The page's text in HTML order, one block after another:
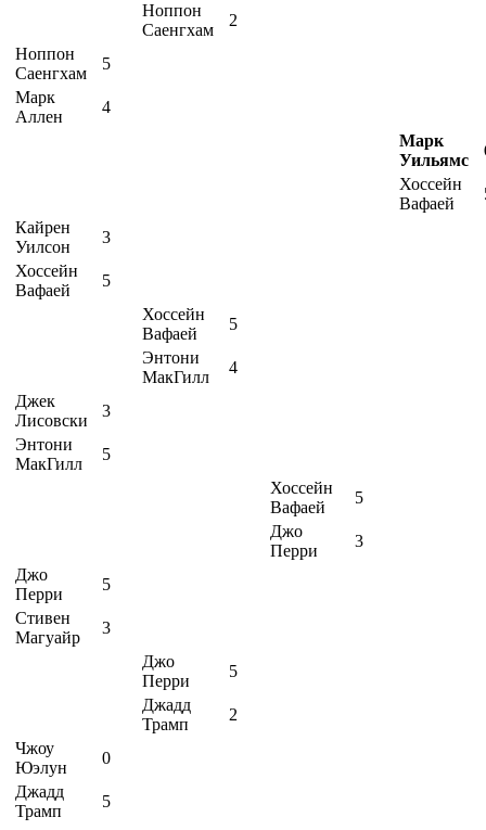
Ноппон
Саенгхам
2
Ноппон
Саенгхам
5
Марк
Аллен
4
Марк
Уильямс
Хоссейн
Вафаей
Кайрен
Уилсон
3
Хоссейн
Вафаей
5
Хоссейн
Вафаей
5
Энтони
МакГилл
4
Джек
Лисовски
3
Энтони
МакГилл
5
Хоссейн
Вафаей
5
Джо
Перри
3
Джо
Перри
5
Стивен
Магуайр
3
Джо
Перри
5
Джадд
Трамп
2
Чжоу
Юэлун
0
Джадд
Трамп
5